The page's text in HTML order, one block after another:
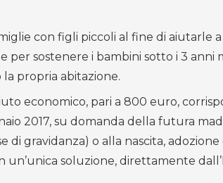
con figli piccoli al fine di aiutarle
per sostenere i bambini sotto i 3 anni
propria abitazione.
economico, pari a 800 euro,
2017, su domanda della futura
di gravidanza) o alla nascita,
soluzione, direttamente